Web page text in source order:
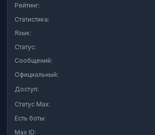
Рейтинг:
Статистика:
Язык:
Статус:
Сообщений:
Официальный:
Доступ:
Статус Max:
Есть боты:
Max ID: